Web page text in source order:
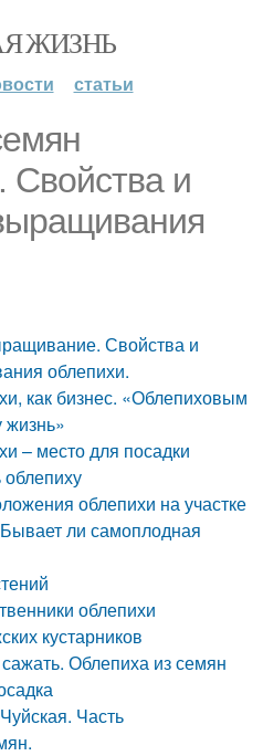
ЖИЗНЬ
статьи
и
Свойства и
облепихи.
как бизнес. «Облепиховым
– место для посадки
облепихи на участке
ли самоплодная
облепихи
кустарников
Облепиха из семян
Часть